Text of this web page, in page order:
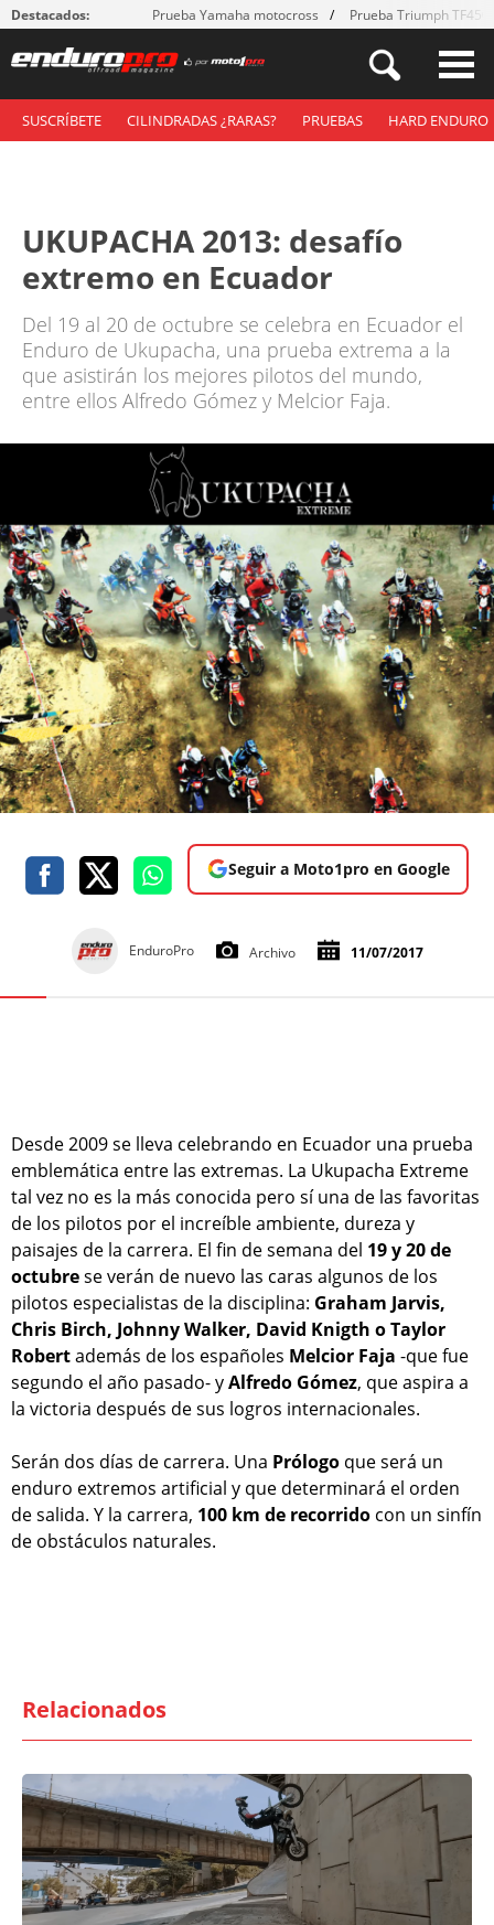
Destacados: Prueba Yamaha motocross Prueba Triumph
SUSCRÍBETE CILINDRADAS ¿RARAS? PRUEBAS HARD ENDURO
UKUPACHA 2013: desafío
extremo en Ecuador
Del 19 al 20 de octubre se celebra en Ecuador el
Enduro de Ukupacha, una prueba extrema a la
que asistirán los mejores pilotos del mundo,
entre ellos Alfredo Gómez y Melcior Faja.
Seguir a Moto1pro en Google
EnduroPro Archivo 11/07/2017
Desde 2009 se lleva celebrando en Ecuador una prueba
emblemática entre las extremas. La Ukupacha Extreme
tal vez no es la más conocida pero sí una de las favoritas
de los pilotos por el increíble ambiente, dureza y
paisajes de la carrera. El fin de semana del 19 y 20 de
octubrese verán de nuevo las caras algunos de los
pilotos especialistas de la disciplina: Graham Jarvis,
Chris Birch, Johnny Walker, David Knigth o Taylor
Robertademás de los españoles Melcior Faja -que fue
segundo el año pasado- yAlfredo Gómez, que aspira a
la victoria después de sus logros internacionales.
Serán dos días de carrera. Una Prólogo que será un
enduro extremos artificial y que determinará el orden
de salida. Y la carrera, 100 km de recorrido con un sinfín
de obstáculos naturales.
Relacionados